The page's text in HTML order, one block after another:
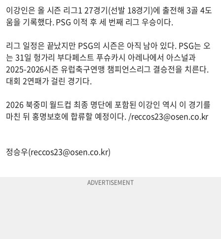
이강인은 올 시즌 리그1 27경기(선발 18경기)에 출전해 3골 4도
움을 기록했다. PSG 이적 후 세 번째 리그 우승이다.
리그 일정은 끝났지만 PSG의 시즌은 아직 남아 있다. PSG는 오
는 31일 헝가리 부다페스트 푸슈카시 아레나에서 아스널과
2025-2026시즌 유럽축구연맹 챔피언스리그 결승전을 치른다.
대회 2연패가 걸린 경기다.
2026 북중미 월드컵 최종 명단에 포함된 이강인 역시 이 경기를
마친 뒤 홍명보호에 합류할 예정이다. /reccos23@osen.co.kr
정승우(reccos23@osen.co.kr)